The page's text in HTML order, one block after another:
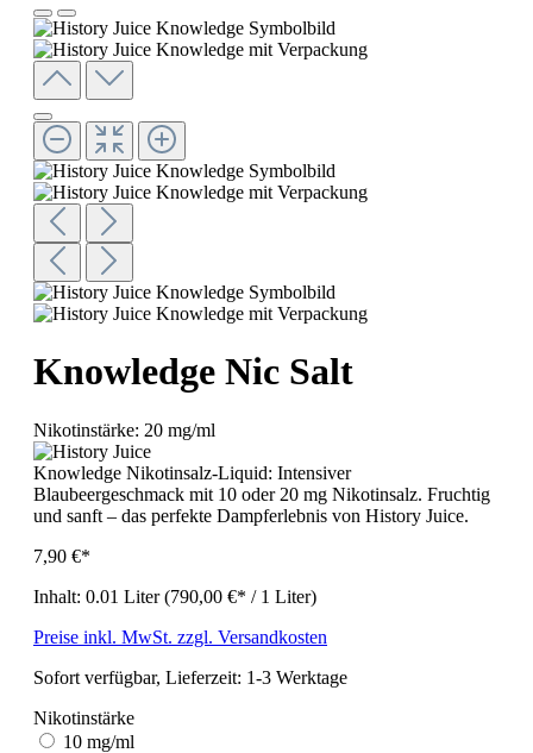
Knowledge Nic Salt
Nikotinstärke: 20 mg/ml
Knowledge Nikotinsalz-Liquid: Intensiver
Blaubeergeschmack mit 10 oder 20 mg Nikotinsalz. Fruchtig
und sanft – das perfekte Dampferlebnis von History Juice.
7,90 €*
Inhalt: 0.01 Liter(790,00 €* / 1 Liter)
Preise inkl. MwSt. zzgl. Versandkosten
Sofort verfügbar, Lieferzeit: 1-3 Werktage
Nikotinstärke
10 mg/ml